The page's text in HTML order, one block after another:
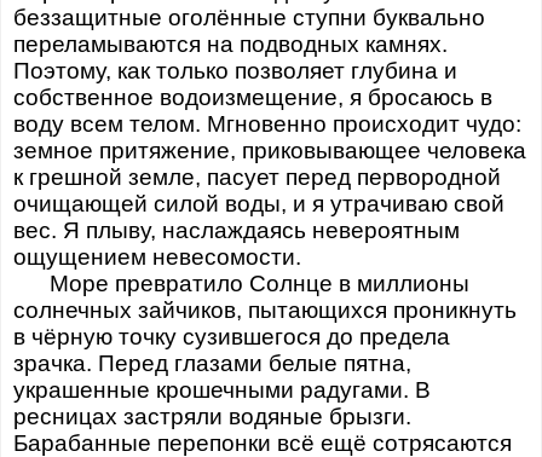
беззащитные оголённые ступни буквально
переламываются на подводных камнях.
Поэтому, как только позволяет глубина и
собственное водоизмещение, я бросаюсь в
воду всем телом. Мгновенно происходит чудо:
земное притяжение, приковывающее человека
к грешной земле, пасует перед первородной
очищающей силой воды, и я утрачиваю свой
вес. Я плыву, наслаждаясь невероятным
ощущением невесомости.
Море превратило Солнце в миллионы
солнечных зайчиков, пытающихся проникнуть
в чёрную точку сузившегося до предела
зрачка. Перед глазами белые пятна,
украшенные крошечными радугами. В
ресницах застряли водяные брызги.
Барабанные перепонки всё ещё сотрясаются